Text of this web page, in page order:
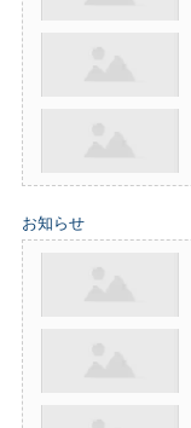
お知らせ